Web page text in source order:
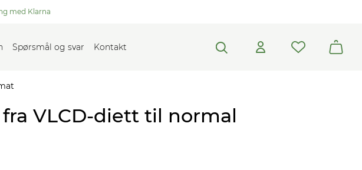
med Klarna
Spørsmål og svar Kontakt
VLCD-diett til normal